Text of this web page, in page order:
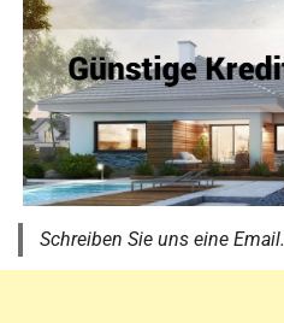
Schreiben Sie uns eine Email.